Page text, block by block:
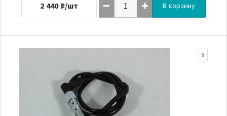
2 440 ₽/шт В корзину
8